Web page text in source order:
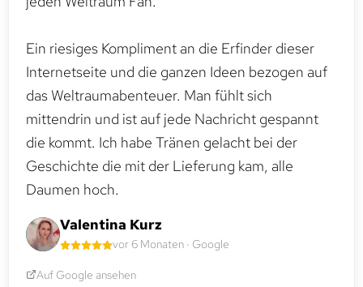
Ein riesiges Kompliment an die Erfinder dieser
Internetseite und die ganzen Ideen bezogen auf
das Weltraumabenteuer. Man fühlt sich
mittendrin und ist auf jede Nachricht gespannt
die kommt. Ich habe Tränen gelacht bei der
Geschichte die mit der Lieferung kam, alle
Daumen hoch.
Valentina Kurz
vor 6 Monaten · Google
Auf Google ansehen